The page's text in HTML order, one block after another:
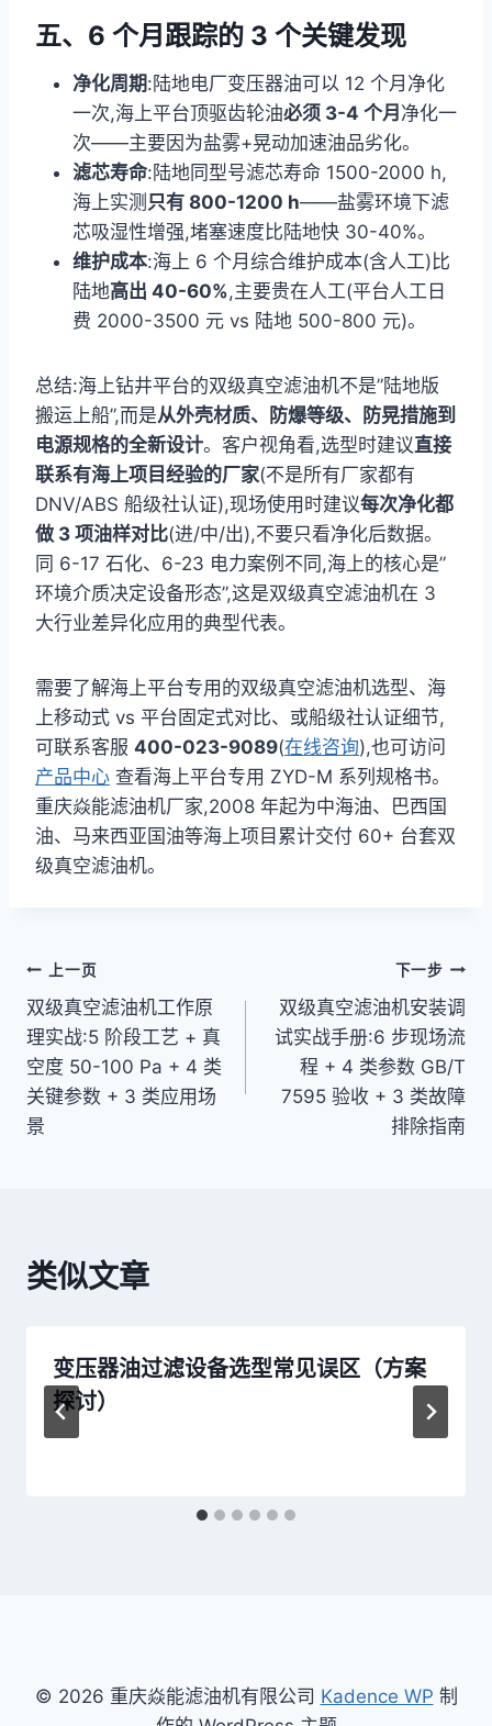
五、6 个月跟踪的 3 个关键发现
净化周期:陆地电厂变压器油可以 12 个月净化
一次,海上平台顶驱齿轮油必须 3-4 个月 净化一
次——主要因为盐雾+晃动加速油品劣化。
滤芯寿命:陆地同型号滤芯寿命 1500-2000 h,
海上实测 只有 800-1200 h——盐雾环境下滤
芯吸湿性增强,堵塞速度比陆地快 30-40%。
维护成本:海上 6 个月综合维护成本(含人工)比
陆地高出 40-60%,主要贵在人工(平台人工日
费 2000-3500 元 vs 陆地 500-800 元)。
总结:海上钻井平台的双级真空滤油机不是”陆地版
搬运上船”,而是从外壳材质、防爆等级、防晃措施到
电源规格的全新设计。客户视角看,选型时建议直接
联系有海上项目经验的厂家(不是所有厂家都有
DNV/ABS 船级社认证),现场使用时建议每次净化都
做 3 项油样对比(进/中/出),不要只看净化后数据。
同 6-17 石化、6-23 电力案例不同,海上的核心是”
环境介质决定设备形态”,这是双级真空滤油机在 3
大行业差异化应用的典型代表。
需要了解海上平台专用的双级真空滤油机选型、海
上移动式 vs 平台固定式对比、或船级社认证细节,
可联系客服 400-023-9089(在线咨询),也可访问
产品中心 查看海上平台专用 ZYD-M 系列规格书。
重庆焱能滤油机厂家,2008 年起为中海油、巴西国
油、马来西亚国油等海上项目累计交付 60+ 台套双
级真空滤油机。
文
章
导
航
上一页
双级真空滤油机工作原
理实战:5 阶段工艺 + 真
空度 50-100 Pa + 4 类
关键参数 + 3 类应用场
景
下一步
双级真空滤油机安装调
试实战手册:6 步现场流
程 + 4 类参数 GB/T
7595 验收 + 3 类故障
排除指南
类似文章
变压器油过滤设备选型常见误区（方案
探讨）
© 2026 重庆焱能滤油机有限公司 Kadence WP 制